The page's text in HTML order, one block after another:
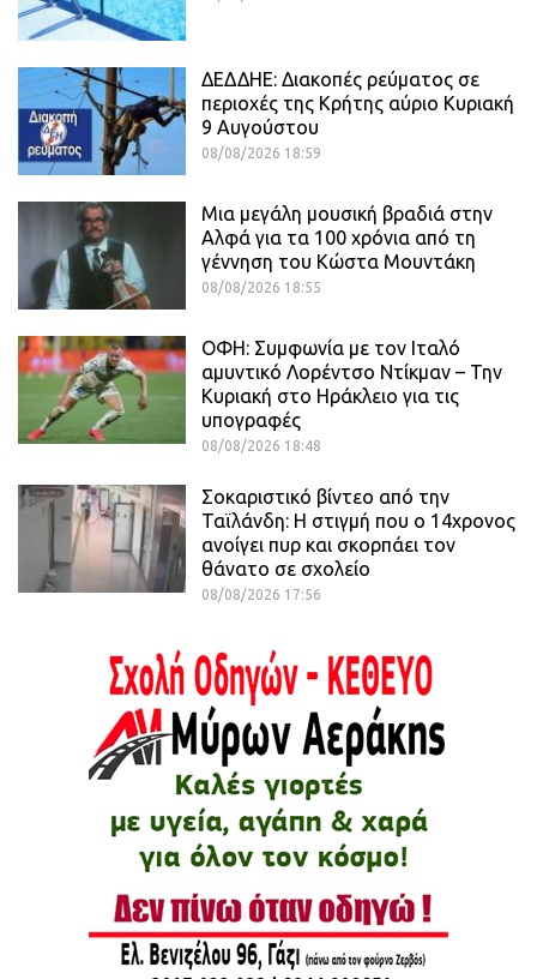
ΔΕΔΔΗΕ: Διακοπές ρεύματος σε
περιοχές της Κρήτης αύριο Κυριακή
9 Αυγούστου
08/08/2026 18:59
Μια μεγάλη μουσική βραδιά στην
Αλφά για τα 100 χρόνια από τη
γέννηση του Κώστα Μουντάκη
08/08/2026 18:55
ΟΦΗ: Συμφωνία με τον Ιταλό
αμυντικό Λορέντσο Ντίκμαν – Την
Κυριακή στο Ηράκλειο για τις
υπογραφές
08/08/2026 18:48
Σοκαριστικό βίντεο από την
Ταϊλάνδη: Η στιγμή που ο 14χρονος
ανοίγει πυρ και σκορπάει τον
θάνατο σε σχολείο
08/08/2026 17:56